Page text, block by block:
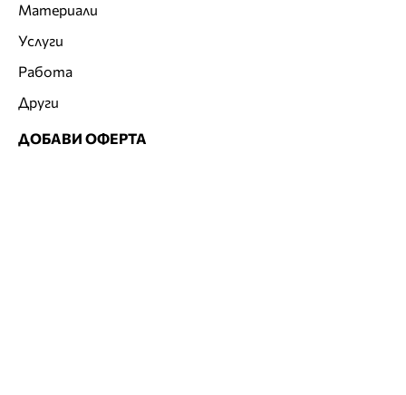
Материали
Услуги
Работа
Други
ДОБАВИ ОФЕРТА